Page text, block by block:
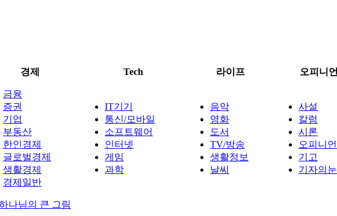
경제 Tech 라이프 오피니언
금융
증권
기업
부동산
한인경제
글로벌경제
생활경제
경제일반
IT기기
통신/모바일
소프트웨어
인터넷
게임
과학
음악
영화
도서
TV/방송
생활정보
날씨
사설
칼럼
시론
오피니언
기고
기자의눈
큰 그림